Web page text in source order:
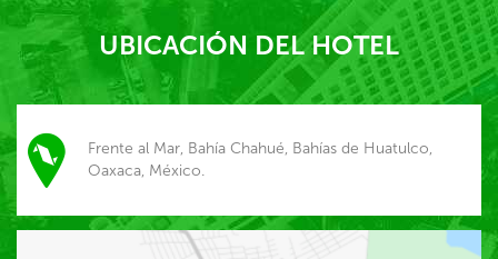
UBICACIÓN DEL HOTEL
Frente al Mar, Bahía Chahué, Bahías de Huatulco,
Oaxaca, México.